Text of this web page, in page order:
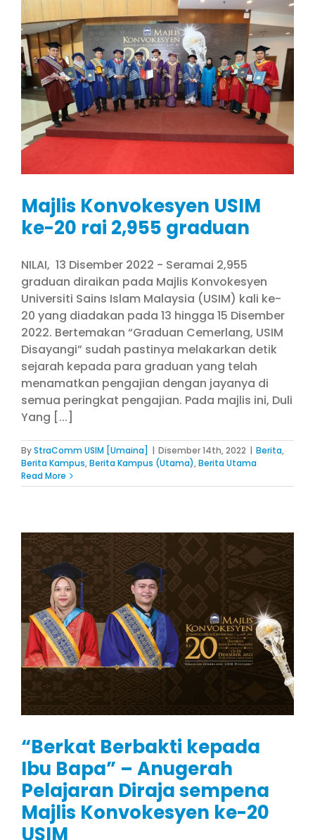
Majlis Konvokesyen USIM
ke-20 rai 2,955 graduan
NILAI, 13 Disember 2022 - Seramai 2,955
graduan diraikan pada Majlis Konvokesyen
Universiti Sains Islam Malaysia (USIM) kali ke-
20 yang diadakan pada 13 hingga 15 Disember
2022. Bertemakan “Graduan Cemerlang, USIM
Disayangi” sudah pastinya melakarkan detik
sejarah kepada para graduan yang telah
menamatkan pengajian dengan jayanya di
semua peringkat pengajian. Pada majlis ini, Duli
Yang [...]
ByStraComm USIM [Umaina] | Disember 14th, 2022 | Berita,
Berita Kampus,Berita Kampus (Utama),Berita Utama
Read More
“Berkat Berbakti kepada
Ibu Bapa” – Anugerah
Pelajaran Diraja sempena
Majlis Konvokesyen ke-20
USIM